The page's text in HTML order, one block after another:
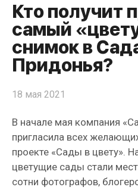
Кто получит
самый
снимок в
Придонья?
18 мая 2021
В начале мая компания
пригласила всех
проекте «Сады в цвету».
цветущие сады стали
сотни фотографов,